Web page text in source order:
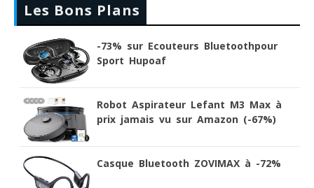
Les Bons Plans
-73% sur Ecouteurs Bluetoothpour
Sport Hupoaf
Robot Aspirateur Lefant M3 Max à
prix jamais vu sur Amazon (-67%)
Casque Bluetooth ZOVIMAX à -72%